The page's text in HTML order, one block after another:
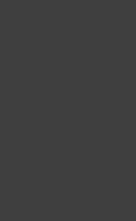
o ambienti
il
è